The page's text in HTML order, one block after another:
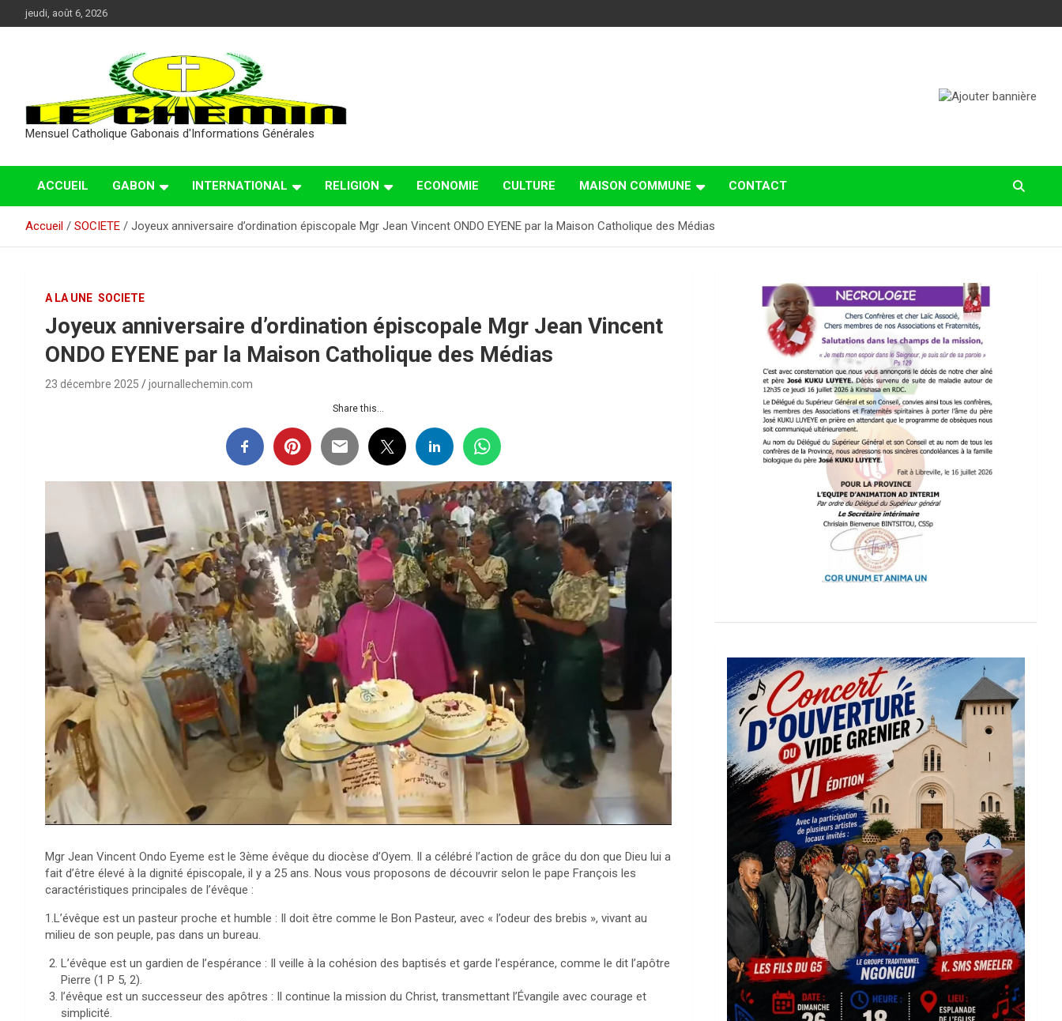
au
jeudi, août 6, 2026
Mensuel Catholique Gabonais d'Informations Générales
ACCUEIL GABON INTERNATIONAL RELIGION ECONOMIE CULTURE MAISON COMMUNE CONTACT
Accueil SOCIETE Joyeux anniversaire d’ordination épiscopale Mgr Jean Vincent ONDO EYENE par la Maison Catholique des Médias
A LA UNE SOCIETE
Joyeux anniversaire d’ordination épiscopale Mgr Jean Vincent
ONDO EYENE par la Maison Catholique des Médias
23 décembre 2025 journallechemin.com
Share this...
Mgr Jean Vincent Ondo Eyeme est le 3ème évêque du diocèse d’Oyem. Il a célébré l’action de grâce du don que Dieu lui a
fait d’être élevé à la dignité épiscopale, il y a 25 ans. Nous vous proposons de découvrir selon le pape François les
caractéristiques principales de l’évêque :
1.L’évêque est un pasteur proche et humble : Il doit être comme le Bon Pasteur, avec « l’odeur des brebis », vivant au
milieu de son peuple, pas dans un bureau.
L’évêque est un gardien de l’espérance : Il veille à la cohésion des baptisés et garde l’espérance, comme le dit l’apôtre
Pierre (1 P 5, 2).
l’évêque est un successeur des apôtres : Il continue la mission du Christ, transmettant l’Évangile avec courage et
simplicité.